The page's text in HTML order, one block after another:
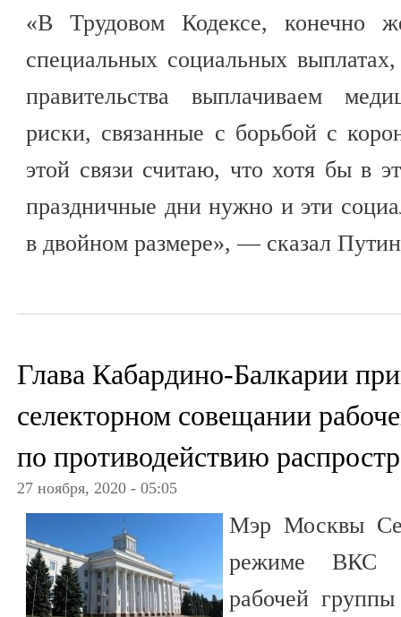
«В Трудовом Кодексе, конечно
специальных социальных
правительства выплачиваем
риски, связанные с борьбой с
этой связи считаю, что хотя бы в
праздничные дни нужно и эти
в двойном размере», — сказал
Глава Кабардино-Балкарии
селекторном совещании
по противодействию
27 ноября, 2020 - 05:05
Мэр Москвы
режиме ВКС
рабочей группы